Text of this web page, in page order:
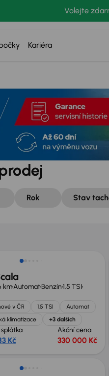
Volejte
Kariéra
Rok Stav
kmAutomatBenzín1.5 TSI
v ČR 1.5 TSI
Automat
klimatizace
+3 dalších
Kč
Akční cena
330 000 Kč